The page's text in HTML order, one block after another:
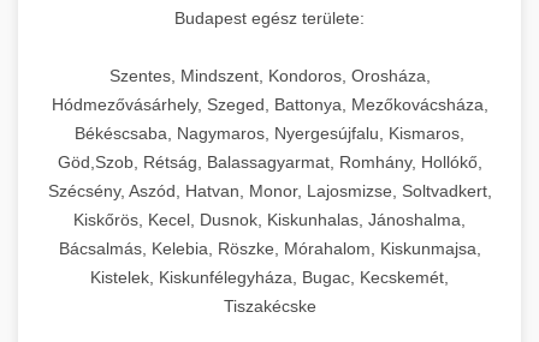
Hatékony lezárási és tartósítási megoldások.
chef-iparikonyhagepek.hu
kereskedelmi csomagoló gép
professzionális konyhák számára. Nagy
kapacitású sütő- és főzőberendezés precíz
hőmérséklet-szabályozással.
chef-iparikonyhagepek.hu
kereskedelmi sütősütő
❄️ 25. Ipari Hűtőszekrény +
Professzionális hűtőegységek és hűtőkamrák
kereskedelmi konyhák számára.
Energiahatékony hűtési megoldások nagy
kapacitással.
chef-iparikonyhagepek.hu
💧 26. Ipari Mosogatógép +
Kereskedelmi mosogatóberendezések nagy
forgalmú éttermi műveletekhez. Gyors tisztítási
ciklusok fertőtlenítési képességekkel.
🧀 27. Ipari Sajtreszelő Gép +
Budapest egész területe:
Szentes, Mindszent, Kondoros, Orosháza,
Hódmezővásárhely, Szeged, Battonya, Mezőkovácsháza,
Békéscsaba, Nagymaros, Nyergesújfalu, Kismaros,
Göd,Szob, Rétság, Balassagyarmat, Romhány, Hollókő,
Szécsény, Aszód, Hatvan, Monor, Lajosmizse, Soltvadkert,
Kiskőrös, Kecel, Dusnok, Kiskunhalas, Jánoshalma,
Bácsalmás, Kelebia, Röszke, Mórahalom, Kiskunmajsa,
Kistelek, Kiskunfélegyháza, Bugac, Kecskemét,
Tiszakécske